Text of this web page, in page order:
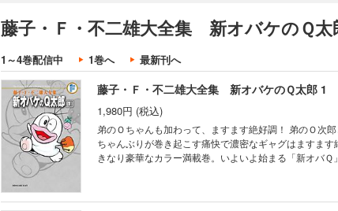
藤子・Ｆ・不二雄大全集 新オバケのＱ太
1～4巻配信中 1巻へ 最新刊へ
藤子・Ｆ・不二雄大全集 新オバケのＱ太郎 1
1,980円 (税込)
弟のＯちゃんも加わって、ますます絶好調！ 弟のＯ次郎といっしょにＱちゃんが帰ってきた！ 大張り切りのお兄
ちゃんぶりが巻き起こす痛快で濃密なギャグはますま
きなり豪華なカラー満載巻。いよいよ始まる「新オバ